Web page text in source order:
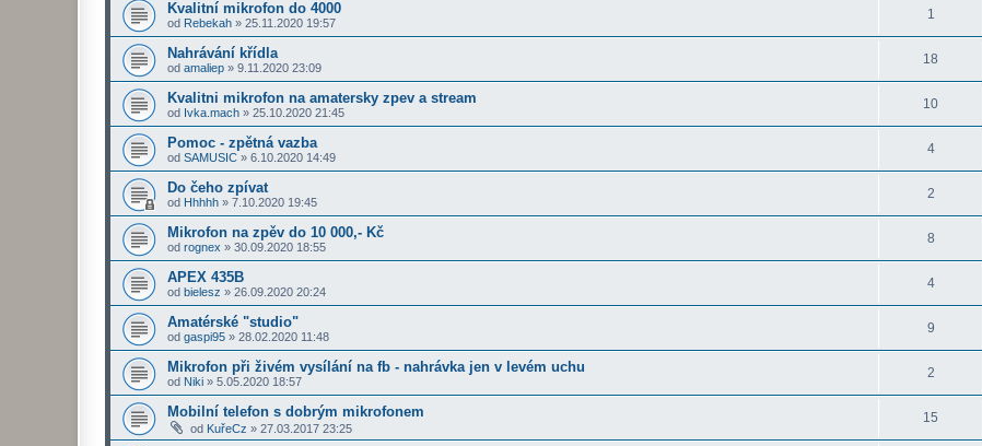
Kvalitní mikrofon do 4000
od Rebekah » 25.11.2020 19:57
1
Nahrávání křídla
od amaliep » 9.11.2020 23:09
18
Kvalitni mikrofon na amatersky zpev a stream
od Ivka.mach » 25.10.2020 21:45
10
Pomoc - zpětná vazba
od SAMUSIC » 6.10.2020 14:49
4
Do čeho zpívat
od Hhhhh » 7.10.2020 19:45
2
Mikrofon na zpěv do 10 000,- Kč
od rognex » 30.09.2020 18:55
8
APEX 435B
od bielesz » 26.09.2020 20:24
4
Amatérské "studio"
od gaspi95 » 28.02.2020 11:48
9
Mikrofon při živém vysílání na fb - nahrávka jen v levém uchu
od Niki » 5.05.2020 18:57
2
Mobilní telefon s dobrým mikrofonem
od KuřeCz » 27.03.2017 23:25
15